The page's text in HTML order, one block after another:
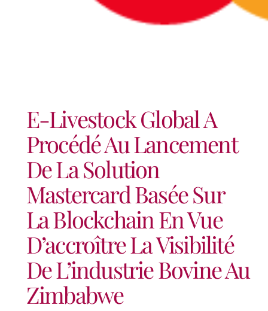
E-Livestock Global A
Procédé Au Lancement
De La Solution
Mastercard Basée Sur
La Blockchain En Vue
D’accroître La Visibilité
De L’industrie Bovine Au
Zimbabwe